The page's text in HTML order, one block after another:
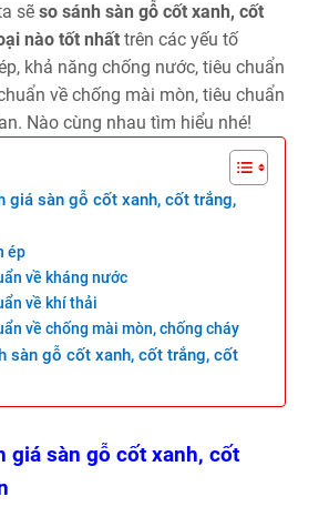
sẽ so sánh sàn gỗ cốt xanh, cốt
nào tốt nhất trên các yếu tố
khả năng chống nước, tiêu chuẩn
về chống mài mòn, tiêu chuẩn
Nào cùng nhau tìm hiểu nhé!
giá sàn gỗ cốt xanh, cốt trắng,
ép
về kháng nước
về khí thải
về chống mài mòn, chống cháy
sàn gỗ cốt xanh, cốt trắng, cốt
giá sàn gỗ cốt xanh, cốt